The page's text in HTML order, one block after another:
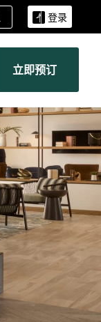
登录
立即预订